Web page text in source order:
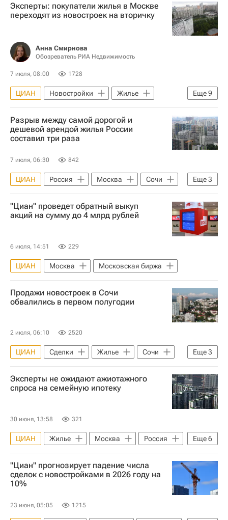
Эксперты: покупатели жилья в Москве
переходят из новостроек на вторичку
Анна Смирнова
Обозреватель РИА Недвижимость
7 июля, 08:00 1728
Еще9
ЦИАН Новостройки
Жилье
Москва
Россия
ИНКОМ-Недвижимость
Est-a-Tet
Риелторы
Вторичное жилье
Сделки
Ипотека
Аналитика – РИА Недвижимость
Разрыв между самой дорогой и
дешевой арендой жилья России
составил три раза
7 июля, 06:30 842
Еще3
ЦИАН Россия Москва
Сочи
Жилье
Цены Аренда
"Циан" проведет обратный выкуп
акций на сумму до 4 млрд рублей
6 июля, 14:51 229
ЦИАН Москва Московская биржа
Продажи новостроек в Сочи
обвалились в первом полугодии
2 июля, 06:10 2520
Еще3
ЦИАН Сделки Жилье
Сочи
Краснодарский край
Краснодар
Новостройки
Эксперты не ожидают ажиотажного
спроса на семейную ипотеку
30 июня, 13:58 321
Еще6
ЦИАН Жилье Москва
Россия
Марат Хуснуллин
ГК "А101"
Ипотека
Риелторы
"Циан" прогнозирует падение числа
сделок с новостройками в 2026 году на
10%
23 июня, 05:05 1215